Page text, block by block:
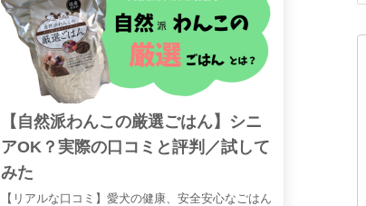
【自然派わんこの厳選ごはん】シニ
アOK？実際の口コミと評判／試して
みた
【リアルな口コミ】愛犬の健康、安全安心なごはん